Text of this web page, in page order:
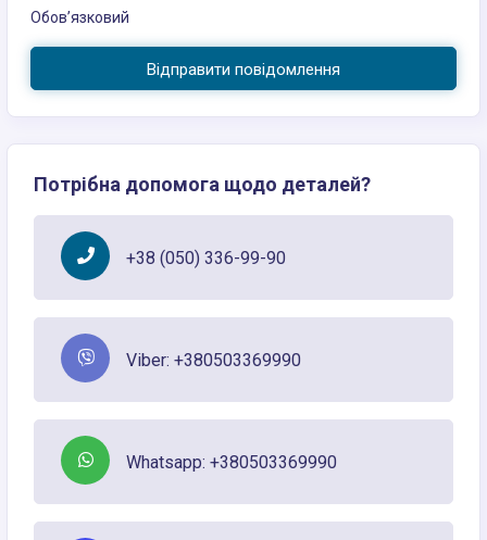
Обов’язковий
Відправити повідомлення
Потрібна допомога щодо деталей?
+38 (050) 336-99-90
Viber: +380503369990
Whatsapp: +380503369990